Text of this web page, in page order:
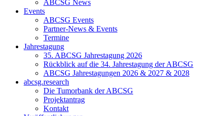
ABCSG News
Events
ABCSG Events
Partner-News & Events
Termine
Jahrestagung
35. ABCSG Jahrestagung 2026
Rückblick auf die 34. Jahrestagung der ABCSG
ABCSG Jahrestagungen 2026 & 2027 & 2028
abcsg.research
Die Tumorbank der ABCSG
Projektantrag
Kontakt